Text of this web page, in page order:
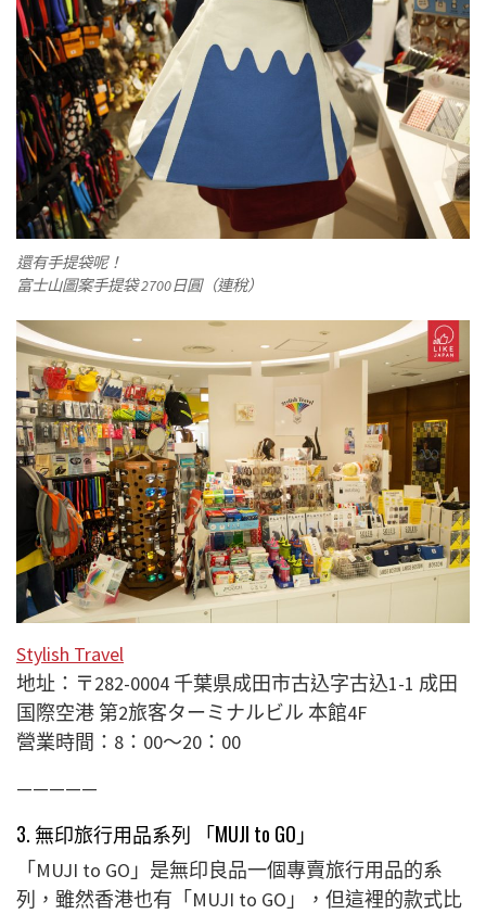
還有手提袋呢！
富士山圖案手提袋 2700日圓（連稅）
Stylish Travel
地址： 〒282-0004 千葉県成田市古込字古込1-1 成田
国際空港 第2旅客ターミナルビル 本館4F
營業時間：8：00～20：00
—————
3. 無印旅行用品系列 「MUJI to GO」
「MUJI to GO」是無印良品一個專賣旅行用品的系
列，雖然香港也有「MUJI to GO」，但這裡的款式比